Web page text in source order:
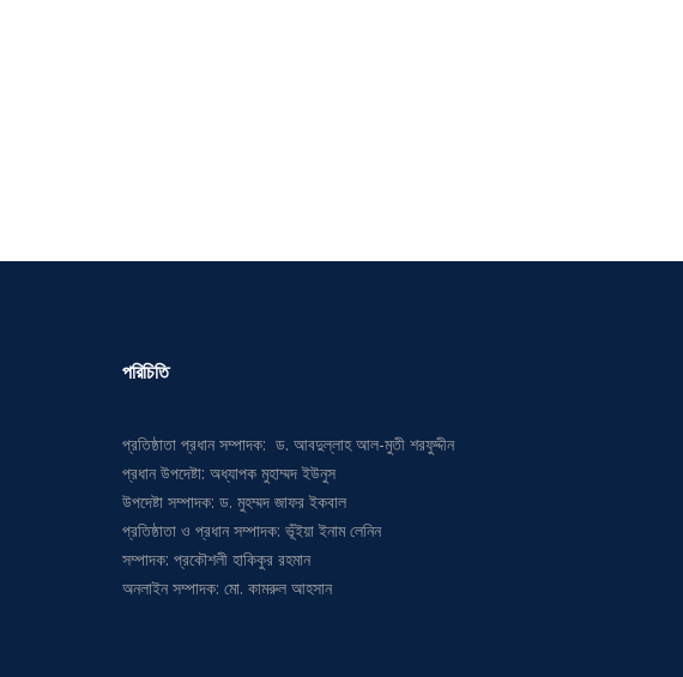
পরিচিতি
প্রতিষ্ঠাতা প্রধান সম্পাদক: ড. আবদুল্লাহ আল-মুতী শরফুদ্দীন
প্রধান উপদেষ্টা: অধ্যাপক মুহাম্মদ ইউনুস
উপদেষ্টা সম্পাদক: ড. মুহম্মদ জাফর ইকবাল
প্রতিষ্ঠাতা ও প্রধান সম্পাদক: ভূঁইয়া ইনাম লেনিন
সম্পাদক: প্রকৌশলী হাকিকুর রহমান
অনলাইন সম্পাদক: মো. কামরুল আহসান